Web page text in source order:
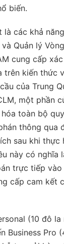
biến.
các khả
Quản lý
cung cấp
trên kiến thức
của Trung
một phần
toàn bộ
thông qua
sau khi thực
này có nghĩa
trực tiếp vào
cấp cam kết
(10 đô
Business Pro